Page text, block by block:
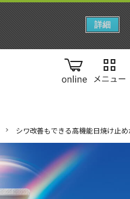
online
シワ改善もできる⾼機能⽇焼け⽌め
詳細